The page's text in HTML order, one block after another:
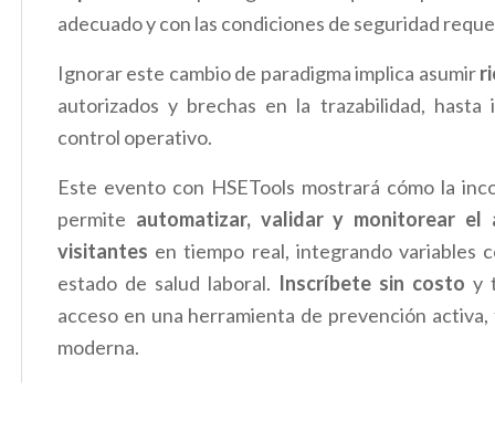
adecuado y con las condiciones de seguridad
Ignorar este cambio de paradigma implica asumir
autorizados y brechas en la trazabilidad,
control operativo.
Este evento con HSETools mostrará cómo la
permite automatizar, validar y monitorear
visitantes en tiempo real, integrando variables
estado de salud laboral. Inscríbete sin costo y
acceso en una herramienta de prevención
moderna.